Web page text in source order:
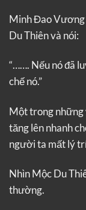
Minh Đao Vương
Du Thiên và nói:
“……. Nếu nó đã
chế nó.”
Một trong những
tăng lên nhanh
người ta mất lý
Nhìn Mộc Du
thường.